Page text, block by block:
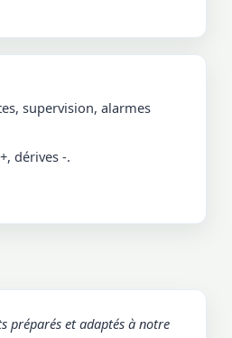
supervision, alarmes
dérives -.
préparés et adaptés à notre